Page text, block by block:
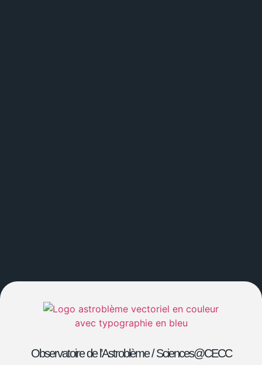
Observatoire de l’Astroblème /Sciences@CECC